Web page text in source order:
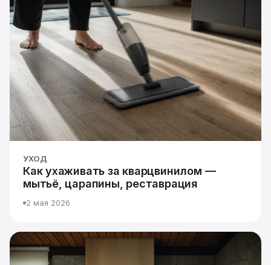
УХОД
Как ухаживать за кварцвинилом —
мытьё, царапины, реставрация
2 мая 2026